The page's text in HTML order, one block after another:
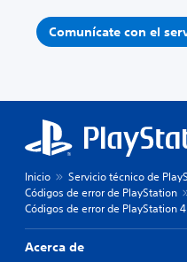
Comunícate con el
Inicio
Servicio técnico de
Códigos de error de PlayStation
Códigos de error de PlayStation 4
Acerca de